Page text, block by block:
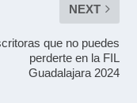
NEXT
que no puedes
perderte en la FIL
Guadalajara 2024